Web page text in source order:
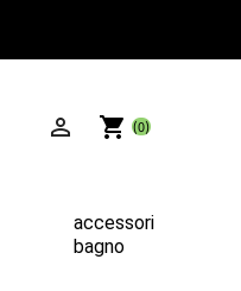
 shopping_cart (0)
accessori
bagno